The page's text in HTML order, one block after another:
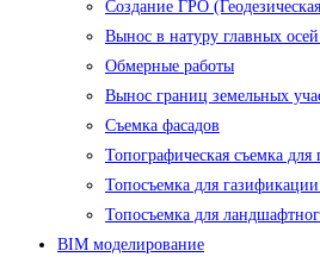
Создание ГРО
Вынос в натуру главных
Обмерные работы
Вынос границ земельных
Съемка фасадов
Топографическая съемка
Топосъемка для
Топосъемка для
BIM моделирование